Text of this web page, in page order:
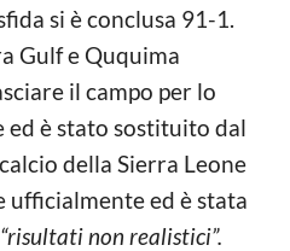
si è conclusa 91-1.
Gulf e Ququima
il campo per lo
è stato sostituito dal
della Sierra Leone
ufficialmente ed è stata
“risultati non realistici”.